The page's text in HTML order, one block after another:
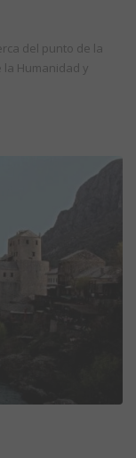
del punto de la
Humanidad y